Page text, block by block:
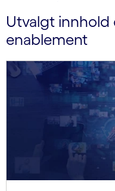
Utvalgt innhold
enablement